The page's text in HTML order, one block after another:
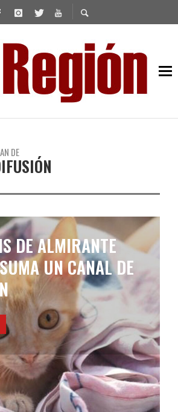
DE
DE ALMIRANTE
UN CANAL DE